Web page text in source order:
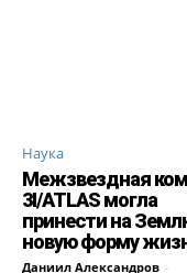
Наука
Межзвездная
3I/ATLAS могла
принести на
новую форму
Даниил Александров -